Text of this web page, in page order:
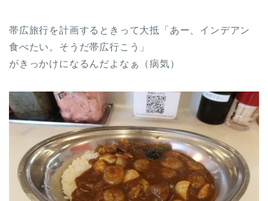
帯広旅行を計画するときって大抵「あー、インデアン
食べたい。そうだ帯広行こう」
がきっかけになるんだよなぁ（病気）